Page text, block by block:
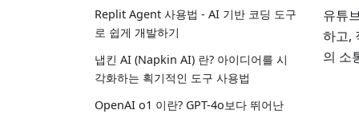
Replit Agent 사용법 - AI 기반 코딩 도구
로 쉽게 개발하기
냅킨 AI (Napkin AI) 란? 아이디어를 시
각화하는 획기적인 도구 사용법
OpenAI o1 이란? GPT-4o보다 뛰어난
유튜
하고,
의 소